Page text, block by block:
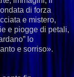
di forza
e mistero,
e piogge di petali,
lo
e sorriso».